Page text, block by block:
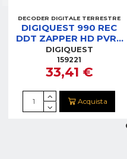
DECODER DIGITALE TERRESTRE
DIGIQUEST 990 REC
DDT ZAPPER HD PVR2
TELECOMANDI TASTI
GRANDI
DIGIQUEST
159221
33,41 €
Acquista